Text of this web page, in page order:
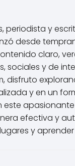
periodista y
desde
claro,
sociales y de
disfruto
y en un
efectiva y
y